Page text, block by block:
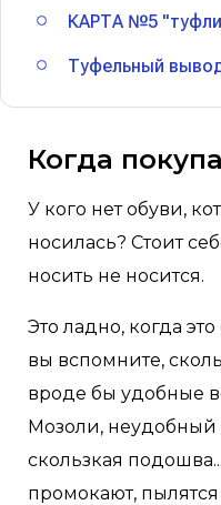
КАРТА №5
Туфельный
Когда
У кого нет обуви,
носилась? Стоит
носить не носится.
Это ладно, когда
вы вспомните,
вроде бы удобные
Мозоли,
скользкая
промокают,